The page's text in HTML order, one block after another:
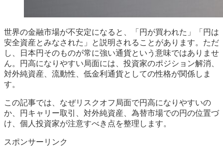
世界の金融市場が不安定になると、「円が買われた」「円は
安全資産とみなされた」と説明されることがあります。ただ
し、日本円そのものが常に強い通貨という意味ではありませ
ん。円高になりやすい局面には、投資家のポジション解消、
対外純資産、流動性、低金利通貨としての性格が関係しま
す。
この記事では、なぜリスクオフ局面で円高になりやすいの
か、円キャリー取引、対外純資産、為替市場での円の位置づ
け、個人投資家が注意すべき点を整理します。
スポンサーリンク